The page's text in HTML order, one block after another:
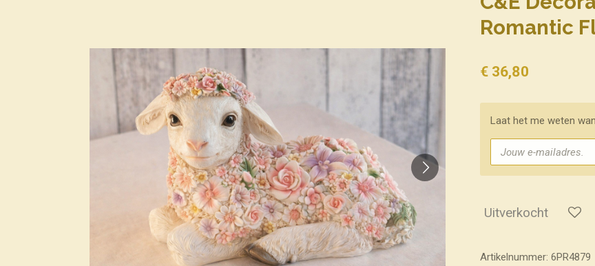
Romantic
€ 36,80
Laat het me weten
Uitverkocht
Artikelnummer: 6PR4879